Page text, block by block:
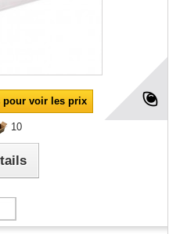
pour voir les prix
10